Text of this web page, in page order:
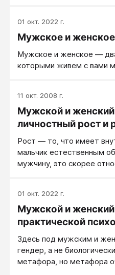
01 окт. 2022 г.
Мужское и
Мужское и женское —
которыми живем с вами
11 окт. 2008 г.
Мужской и женский
личностный рост и
Рост — то, что имеет
мальчик естественным
мужчину, это скорее
01 окт. 2022 г.
Мужской и
практической
Здесь под мужским и
гендер, а не
метафора, но метафора